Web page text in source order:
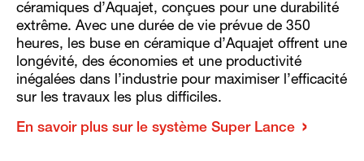
céramiques d’Aquajet, conçues pour une durabilité
extrême. Avec une durée de vie prévue de 350
heures, les buse en céramique d’Aquajet offrent une
longévité, des économies et une productivité
inégalées dans l’industrie pour maximiser l’efficacité
sur les travaux les plus difficiles.
En savoir plus sur le système Super Lance